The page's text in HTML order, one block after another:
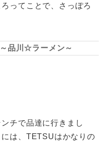
ってことで、さっぽろ
品川☆ラーメン～
チで品達に行きまし
は、TETSUはかなりの